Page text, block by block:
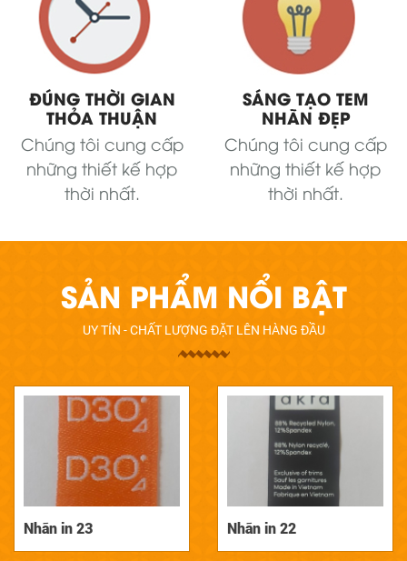
ĐÚNG THỜI GIAN
THỎA THUẬN
Chúng tôi cung cấp
những thiết kế hợp
thời nhất.
SÁNG TẠO TEM
NHÃN ĐẸP
Chúng tôi cung cấp
những thiết kế hợp
thời nhất.
SẢN PHẨM NỔI BẬT
UY TÍN - CHẤT LƯỢNG ĐẶT LÊN HÀNG ĐẦU
Nhãn in 23 Nhãn in 22